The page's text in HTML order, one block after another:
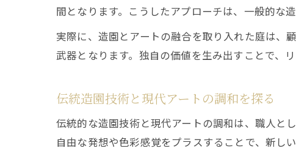
間となります。こうしたアプローチは、一般的な
実際に、造園とアートの融合を取り入れた庭は、
武器となります。独自の価値を生み出すことで、
伝統造園技術と現代アートの調和を探る
伝統的な造園技術と現代アートの調和は、職人と
自由な発想や色彩感覚をプラスすることで、新し